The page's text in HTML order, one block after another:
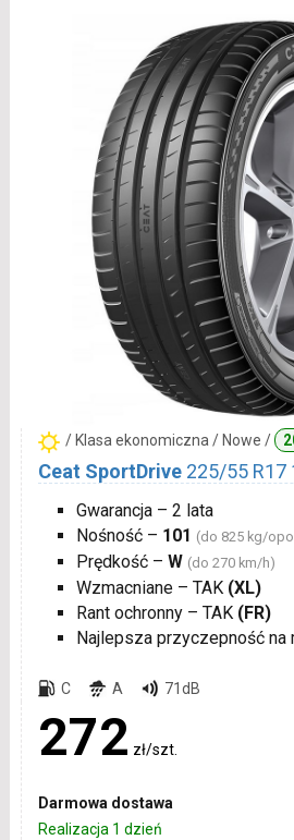
/ Klasa ekonomiczna / Nowe /
Ceat SportDrive 225/55 R17
Gwarancja – 2 lata
Nośność – 101 (do 825 kg/
Prędkość – W (do 270 km/h)
Wzmacniane – TAK (XL)
Rant ochronny – TAK (FR)
Najlepsza przyczepność na
C A 71dB
272 zł/szt.
Darmowa dostawa
Realizacja 1 dzień